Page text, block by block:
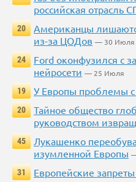
российская отрасль
20
Американцы
из-за ЦОДов — 30 Июля
24
Ford оконфузился с
нейросети — 25 Июля
19
У Европы проблемы
20
Тайное общество
руководством
45
Лукашенко
изумленной Европы
31
Европейские